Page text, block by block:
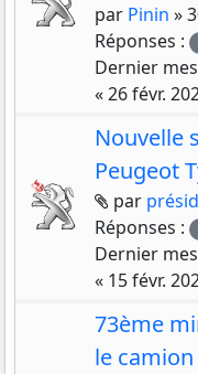
par Pinin »
Réponses :
Dernier
«26 févr.
Nouvelle
Peugeot
Pièces
par
Réponses :
Dernier
« 15 févr.
73ème
le camion